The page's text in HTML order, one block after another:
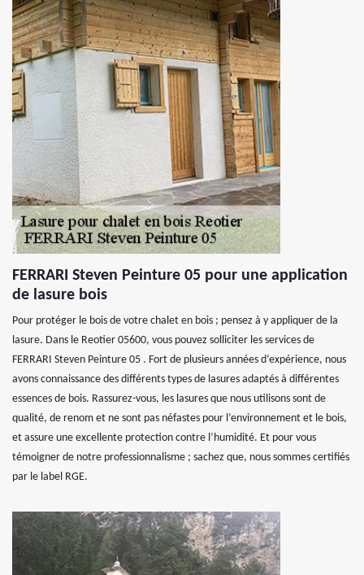
FERRARI Steven Peinture 05 pour une application
de lasure bois
Pour protéger le bois de votre chalet en bois ; pensez à y appliquer de la
lasure. Dans le Reotier 05600, vous pouvez solliciter les services de
FERRARI Steven Peinture 05 . Fort de plusieurs années d’expérience, nous
avons connaissance des différents types de lasures adaptés à différentes
essences de bois. Rassurez-vous, les lasures que nous utilisons sont de
qualité, de renom et ne sont pas néfastes pour l’environnement et le bois,
et assure une excellente protection contre l’humidité. Et pour vous
témoigner de notre professionnalisme ; sachez que, nous sommes certifiés
par le label RGE.